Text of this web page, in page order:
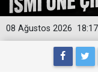
18:17
08 Ağustos 2026